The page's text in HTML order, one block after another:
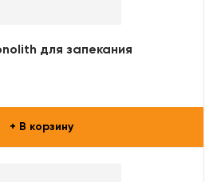
для запекания
+ В корзину